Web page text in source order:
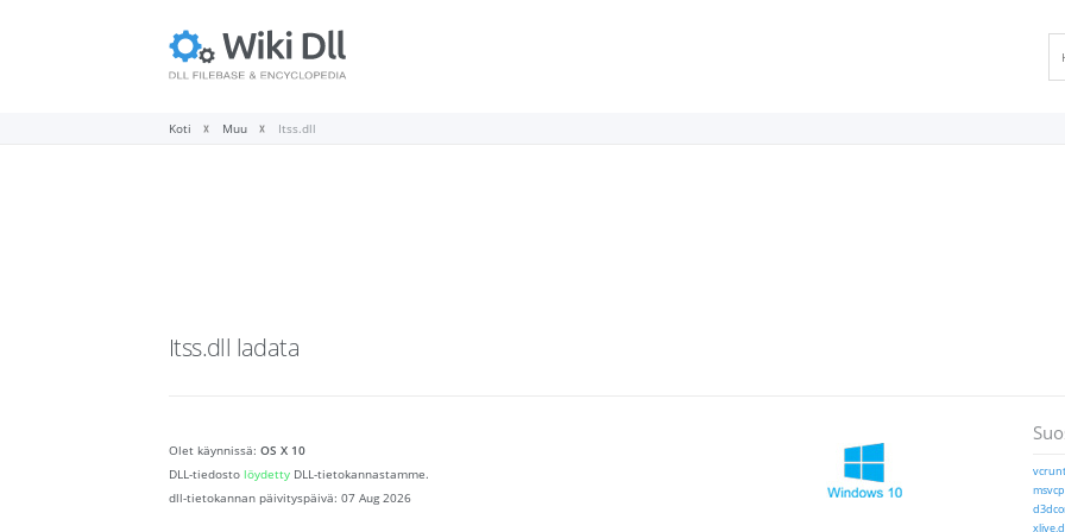
Koti Muu Itss.dll
Itss.dll ladata
Olet käynnissä: OS X 10
DLL-tiedosto löydetty DLL-tietokannastamme.
dll-tietokannan päivityspäivä: 07 Aug 2026